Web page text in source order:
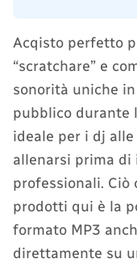
Acqisto perfetto
“scratchare” e
sonorità uniche
pubblico durante
ideale per i dj
allenarsi prima
professionali. Ciò
prodotti qui è la
formato MP3
direttamente su